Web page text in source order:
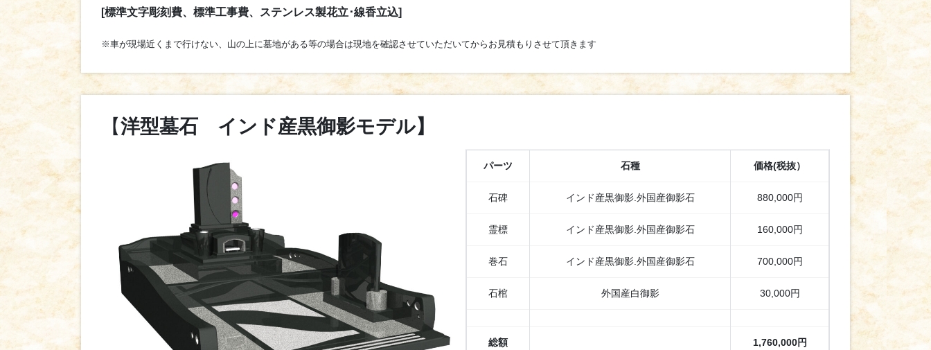
[標準文字彫刻費、標準工事費、ステンレス製花立･線香立込]
※車が現場近くまで行けない、山の上に墓地がある等の場合は現地を確認させていただいてからお見積もりさせて頂きます
【洋型墓石 インド産黒御影モデル】
パーツ 石種 価格(税抜）
石碑 インド産黒御影.外国産御影石 880,000円
霊標 インド産黒御影.外国産御影石 160,000円
巻石 インド産黒御影.外国産御影石 700,000円
石棺 外国産白御影 30,000円
総額 1,760,000円